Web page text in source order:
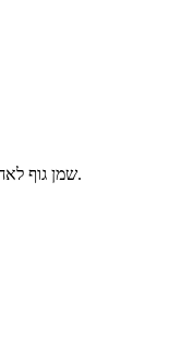
שמן גוף לאחר אמבט. משמש ללחות והזנת הגוף.